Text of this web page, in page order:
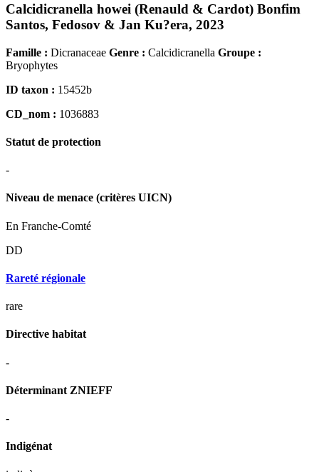
Calcidicranella howei (Renauld & Cardot) Bonfim
Santos, Fedosov & Jan Ku?era, 2023
Famille : Dicranaceae Genre : Calcidicranella Groupe :
Bryophytes
ID taxon : 15452b
CD_nom : 1036883
Statut de protection
-
Niveau de menace (critères UICN)
En Franche-Comté
DD
Rareté régionale
rare
Directive habitat
-
Déterminant ZNIEFF
-
Indigénat